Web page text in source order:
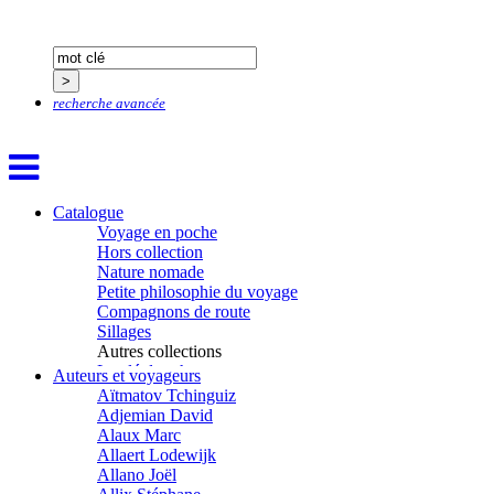
recherche avancée
Catalogue
Voyage en poche
Hors collection
Nature nomade
Petite philosophie du voyage
Compagnons de route
Sillages
Autres collections
La clé des champs
Chemins d’étoiles
Visions
Auteurs et voyageurs
Aïtmatov Tchinguiz
Adjemian David
Alaux Marc
Allaert Lodewijk
Allano Joël